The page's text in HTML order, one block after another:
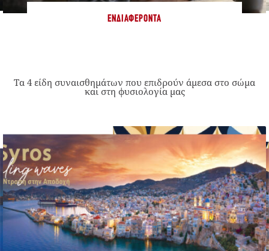
ΕΝΔΙΑΦΈΡΟΝΤΑ
Τα 4 είδη συναισθημάτων που επιδρούν άμεσα στο σώμα
και στη φυσιολογία μας